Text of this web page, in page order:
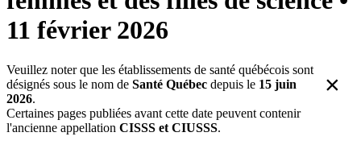
11 février 2026
Veuillez noter que les établissements de santé québécois sont
désignés sous le nom de Santé Québec depuis le 15 juin
2026.
Certaines pages publiées avant cette date peuvent contenir
l'ancienne appellation CISSS et CIUSSS.
×